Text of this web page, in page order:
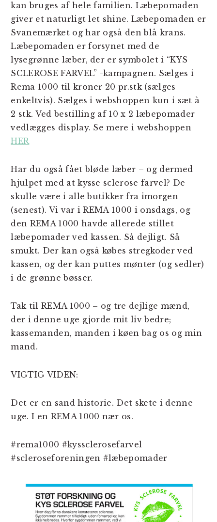
kan bruges af hele familien. Læbepomaden
giver et naturligt let shine. Læbepomaden er
Svanemærket og har også den blå krans.
Læbepomaden er forsynet med de
lysegrønne læber, der er symbolet i “KYS
SCLEROSE FARVEL” -kampagnen. Sælges i
Rema 1000 til kroner 20 pr.stk (sælges
enkeltvis). Sælges i webshoppen kun i sæt à
2 stk. Ved bestilling af 10 x 2 læbepomader
vedlægges display. Se mere i webshoppen
HER
Har du også fået bløde læber – og dermed
hjulpet med at kysse sclerose farvel? De
skulle være i alle butikker fra imorgen
(senest). Vi var i REMA 1000 i onsdags, og
den REMA 1000 havde allerede stillet
læbepomader ved kassen. Så dejligt. Så
smukt. Der kan også købes stregkoder ved
kassen, og der kan puttes mønter (og sedler)
i de grønne bøsser.
Tak til REMA 1000 – og tre dejlige mænd,
der i denne uge gjorde mit liv bedre;
kassemanden, manden i køen bag os og min
mand.
VIGTIG VIDEN:
Det er en sand historie. Det skete i denne
uge. I en REMA 1000 nær os.
#rema1000 #kyssclerosefarvel
#scleroseforeningen #læbepomader